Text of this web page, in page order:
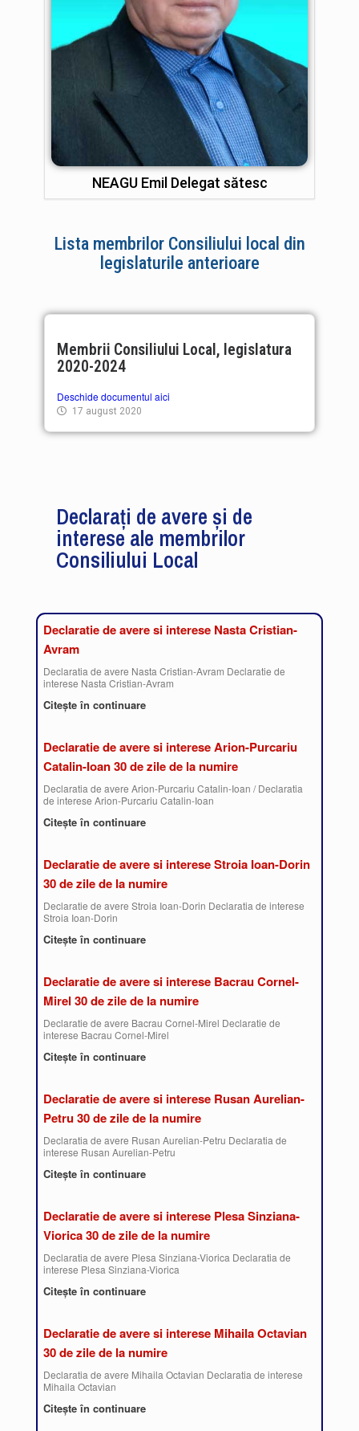
NEAGU Emil Delegat sătesc
Lista membrilor Consiliului local din
legislaturile anterioare
Membrii Consiliului Local, legislatura
2020-2024
Deschide documentul aici
17 august 2020
Declarați de avere și de
interese ale membrilor
Consiliului Local
Declaratie de avere si interese Nasta Cristian-
Avram
Declaratia de avere Nasta Cristian-Avram Declaratie de
interese Nasta Cristian-Avram
Citește în continuare
Declaratie de avere si interese Arion-Purcariu
Catalin-Ioan 30 de zile de la numire
Declaratia de avere Arion-Purcariu Catalin-Ioan / Declaratia
de interese Arion-Purcariu Catalin-Ioan
Citește în continuare
Declaratie de avere si interese Stroia Ioan-Dorin
30 de zile de la numire
Declaratie de avere Stroia Ioan-Dorin Declaratia de interese
Stroia Ioan-Dorin
Citește în continuare
Declaratie de avere si interese Bacrau Cornel-
Mirel 30 de zile de la numire
Declaratie de avere Bacrau Cornel-Mirel Declaratie de
interese Bacrau Cornel-Mirel
Citește în continuare
Declaratie de avere si interese Rusan Aurelian-
Petru 30 de zile de la numire
Declaratia de avere Rusan Aurelian-Petru Declaratia de
interese Rusan Aurelian-Petru
Citește în continuare
Declaratie de avere si interese Plesa Sinziana-
Viorica 30 de zile de la numire
Declaratia de avere Plesa Sinziana-Viorica Declaratia de
interese Plesa Sinziana-Viorica
Citește în continuare
Declaratie de avere si interese Mihaila Octavian
30 de zile de la numire
Declaratia de avere Mihaila Octavian Declaratia de interese
Mihaila Octavian
Citește în continuare